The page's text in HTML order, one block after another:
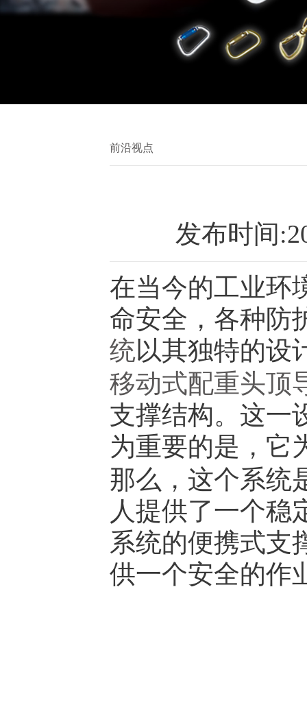
前沿视点
发布时间
在当今的工业环
命安全，各种防
统以其独特的设
移动式配重头顶
支撑结构。这一
为重要的是，它
那么，这个系统
人提供了一个稳
系统的便携式支
供一个安全的作